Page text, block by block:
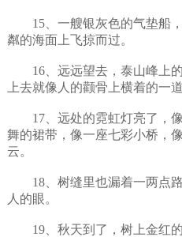
15、一艘银灰色的气垫船，
粼的海面上飞掠而过。
16、远远望去，泰山峰上的
上去就像人的颧骨上横着的一道
17、远处的霓虹灯亮了，像
舞的裙带，像一座七彩小桥，
云。
18、树缝里也漏着一两点路
人的眼。
19、秋天到了，树上金红的